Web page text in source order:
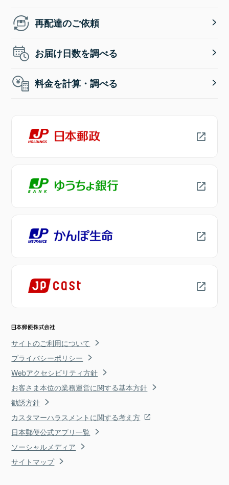
再配達のご依頼
お届け日数を調べる
料金を計算・調べる
サイトのご利用について
プライバシーポリシー
Webアクセシビリティ方針
お客さま本位の業務運営に関する基本方針
勧誘方針
カスタマーハラスメントに関する考え方
日本郵便公式アプリ一覧
ソーシャルメディア
サイトマップ